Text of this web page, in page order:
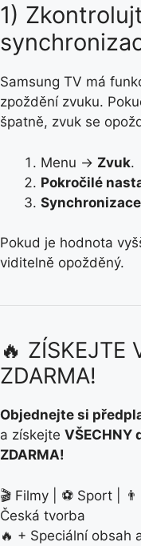
1)
Samsung TV má
zpoždění zvuku.
špatně, zvuk se
Menu → Zvuk.
Pokročilé
Pokud je hodnota
viditelně opožděný.
🔥 ZÍSKEJTE
ZDARMA!
Objednejte si
a získejte VŠECHNY
ZDARMA!
🎬 Filmy | ⚽ Sport |
Česká tvorba
🔥 + Speciální obsah